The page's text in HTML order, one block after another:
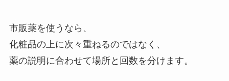
市販薬を使うなら、
化粧品の上に次々重ねるのではなく、
薬の説明に合わせて場所と回数を分けます。